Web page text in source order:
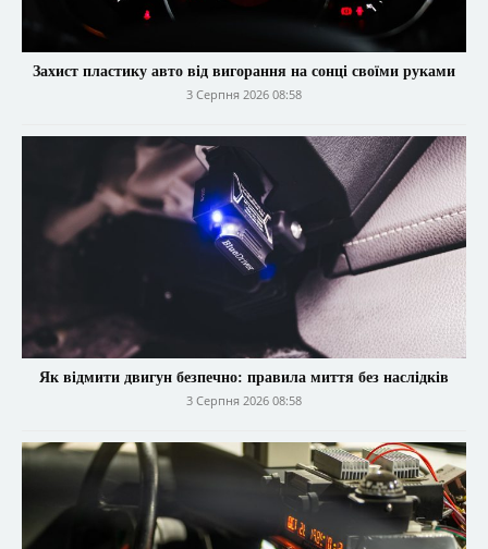
Захист пластику авто від вигорання на сонці своїми руками
3 Серпня 2026 08:58
Як відмити двигун безпечно: правила миття без наслідків
3 Серпня 2026 08:58